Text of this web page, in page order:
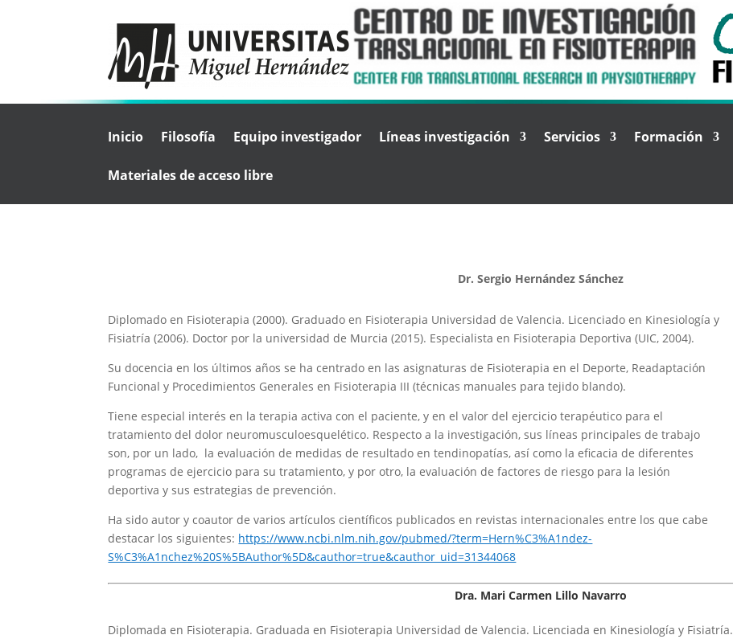
Inicio Filosofía Equipo investigador Líneas investigación Servicios Formación
Materiales de acceso libre
Dr. Sergio Hernández Sánchez
Diplomado en Fisioterapia (2000). Graduado en Fisioterapia Universidad de Valencia. Licenciado en Kinesiología y
Fisiatría (2006). Doctor por la universidad de Murcia (2015). Especialista en Fisioterapia Deportiva (UIC, 2004).
Su docencia en los últimos años se ha centrado en las asignaturas de Fisioterapia en el Deporte, Readaptación
Funcional y Procedimientos Generales en Fisioterapia III (técnicas manuales para tejido blando).
Tiene especial interés en la terapia activa con el paciente, y en el valor del ejercicio terapéutico para el
tratamiento del dolor neuromusculoesquelético. Respecto a la investigación, sus líneas principales de trabajo
son, por un lado, la evaluación de medidas de resultado en tendinopatías, así como la eficacia de diferentes
programas de ejercicio para su tratamiento, y por otro, la evaluación de factores de riesgo para la lesión
deportiva y sus estrategias de prevención.
Ha sido autor y coautor de varios artículos científicos publicados en revistas internacionales entre los que cabe
destacar los siguientes: https://www.ncbi.nlm.nih.gov/pubmed/?term=Hern%C3%A1ndez-
S%C3%A1nchez%20S%5BAuthor%5D&cauthor=true&cauthor_uid=31344068
Dra. Mari Carmen Lillo Navarro
Diplomada en Fisioterapia. Graduada en Fisioterapia Universidad de Valencia. Licenciada en Kinesiología y Fisiatría.